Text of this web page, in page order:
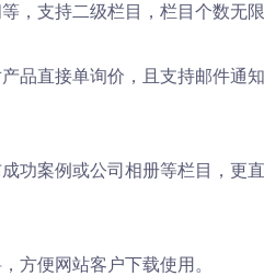
，支持二级栏目，栏目个数无限
品直接单询价，且支持邮件通
功案例或公司相册等栏目，更
方便网站客户下载使用。